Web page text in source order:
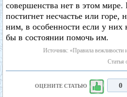
совершенства нет в этом
постигнет несчастье или горе,
ним, в особенности если у них
бы в состоянии помочь им.
Источник: «Правила вежливости
Статья
ОЦЕНИТЕ СТАТЬЮ 0